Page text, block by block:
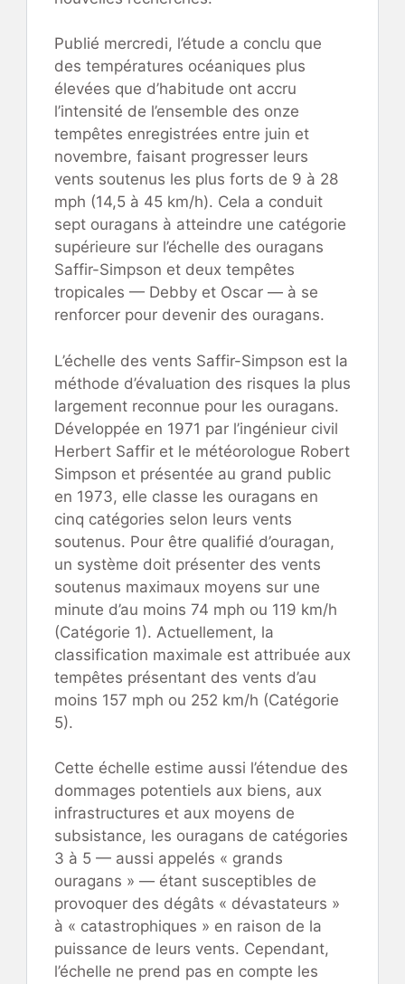
Publié mercredi, l’étude a conclu que
des températures océaniques plus
élevées que d’habitude ont accru
l’intensité de l’ensemble des onze
tempêtes enregistrées entre juin et
novembre, faisant progresser leurs
vents soutenus les plus forts de 9 à 28
mph (14,5 à 45 km/h). Cela a conduit
sept ouragans à atteindre une catégorie
supérieure sur l’échelle des ouragans
Saffir-Simpson et deux tempêtes
tropicales — Debby et Oscar — à se
renforcer pour devenir des ouragans.
L’échelle des vents Saffir-Simpson est la
méthode d’évaluation des risques la plus
largement reconnue pour les ouragans.
Développée en 1971 par l’ingénieur civil
Herbert Saffir et le météorologue Robert
Simpson et présentée au grand public
en 1973, elle classe les ouragans en
cinq catégories selon leurs vents
soutenus. Pour être qualifié d’ouragan,
un système doit présenter des vents
soutenus maximaux moyens sur une
minute d’au moins 74 mph ou 119 km/h
(Catégorie 1). Actuellement, la
classification maximale est attribuée aux
tempêtes présentant des vents d’au
moins 157 mph ou 252 km/h (Catégorie
5).
Cette échelle estime aussi l’étendue des
dommages potentiels aux biens, aux
infrastructures et aux moyens de
subsistance, les ouragans de catégories
3 à 5 — aussi appelés « grands
ouragans » — étant susceptibles de
provoquer des dégâts « dévastateurs »
à « catastrophiques » en raison de la
puissance de leurs vents. Cependant,
l’échelle ne prend pas en compte les